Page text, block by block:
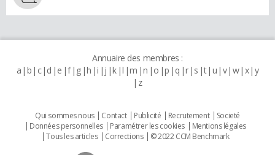
Annuaire des membres :
a b c d e f g h i j k l m n o p q r s t u v w x y
z
Qui sommes nous Contact Publicité Recrutement
Societé
Données personnelles
Paramétrer les cookies
Mentions légales
Tous les articles
Corrections © 2022 CCM Benchmark